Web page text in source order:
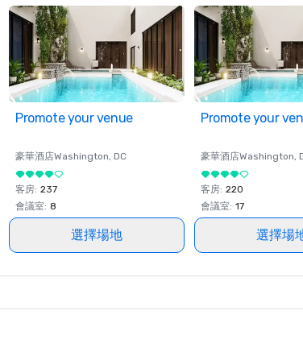
Promote your venue
豪華酒店Washington, DC
客房: 237
會議室: 8
選擇場地
Promote your
豪華酒店Washington,
客房: 220
會議室: 17
選擇場